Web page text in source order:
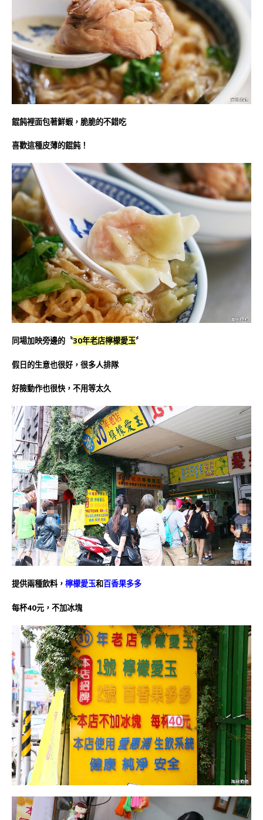
餛飩裡面包著鮮蝦，脆脆的不錯吃
喜歡這種皮薄的餛飩！
同場加映旁邊的〝30年老店檸檬愛玉〞
假日的生意也很好，很多人排隊
好險動作也很快，不用等太久
提供兩種飲料， 檸檬愛玉和百香果多多
每杯40元，不加冰塊